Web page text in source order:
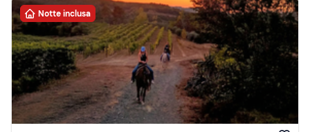
Notte inclusa